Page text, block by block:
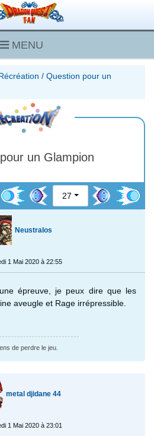
MENU
/ Question pour un
un Glampion
27
Neustralos
1 Mai 2020 à 22:55
épreuve, je peux dire que les
aveugle et Rage irrépressible.
de perdre le jeu.
metal djidane 44
1 Mai 2020 à 23:01